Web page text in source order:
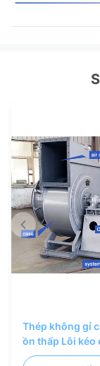
Thép không gỉ
ồn thấp Lôi kéo
hơi & vận